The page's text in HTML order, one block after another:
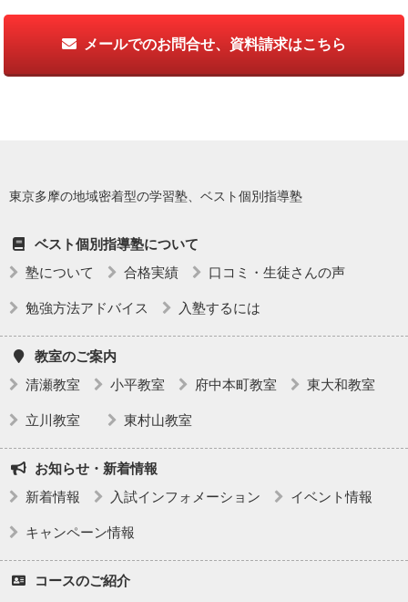
メールでのお問合せ、資料請求はこちら
東京多摩の地域密着型の学習塾、ベスト個別指導塾
ベスト個別指導塾について
塾について
合格実績 口コミ・生徒さんの声
勉強方法アドバイス 入塾するには
教室のご案内
清瀬教室
小平教室 府中本町教室 東大和教室
立川教室 東村山教室
お知らせ・新着情報
新着情報
入試インフォメーション イベント情報
キャンペーン情報
コースのご紹介